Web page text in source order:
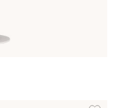
även i dessa färger:
Lägg